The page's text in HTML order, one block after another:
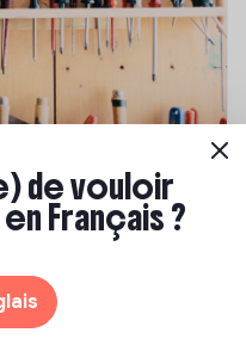
écologique
2024
de vouloir
Français ?